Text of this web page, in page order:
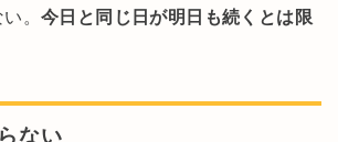
。 今日と同じ日が明日も続くとは限
ない